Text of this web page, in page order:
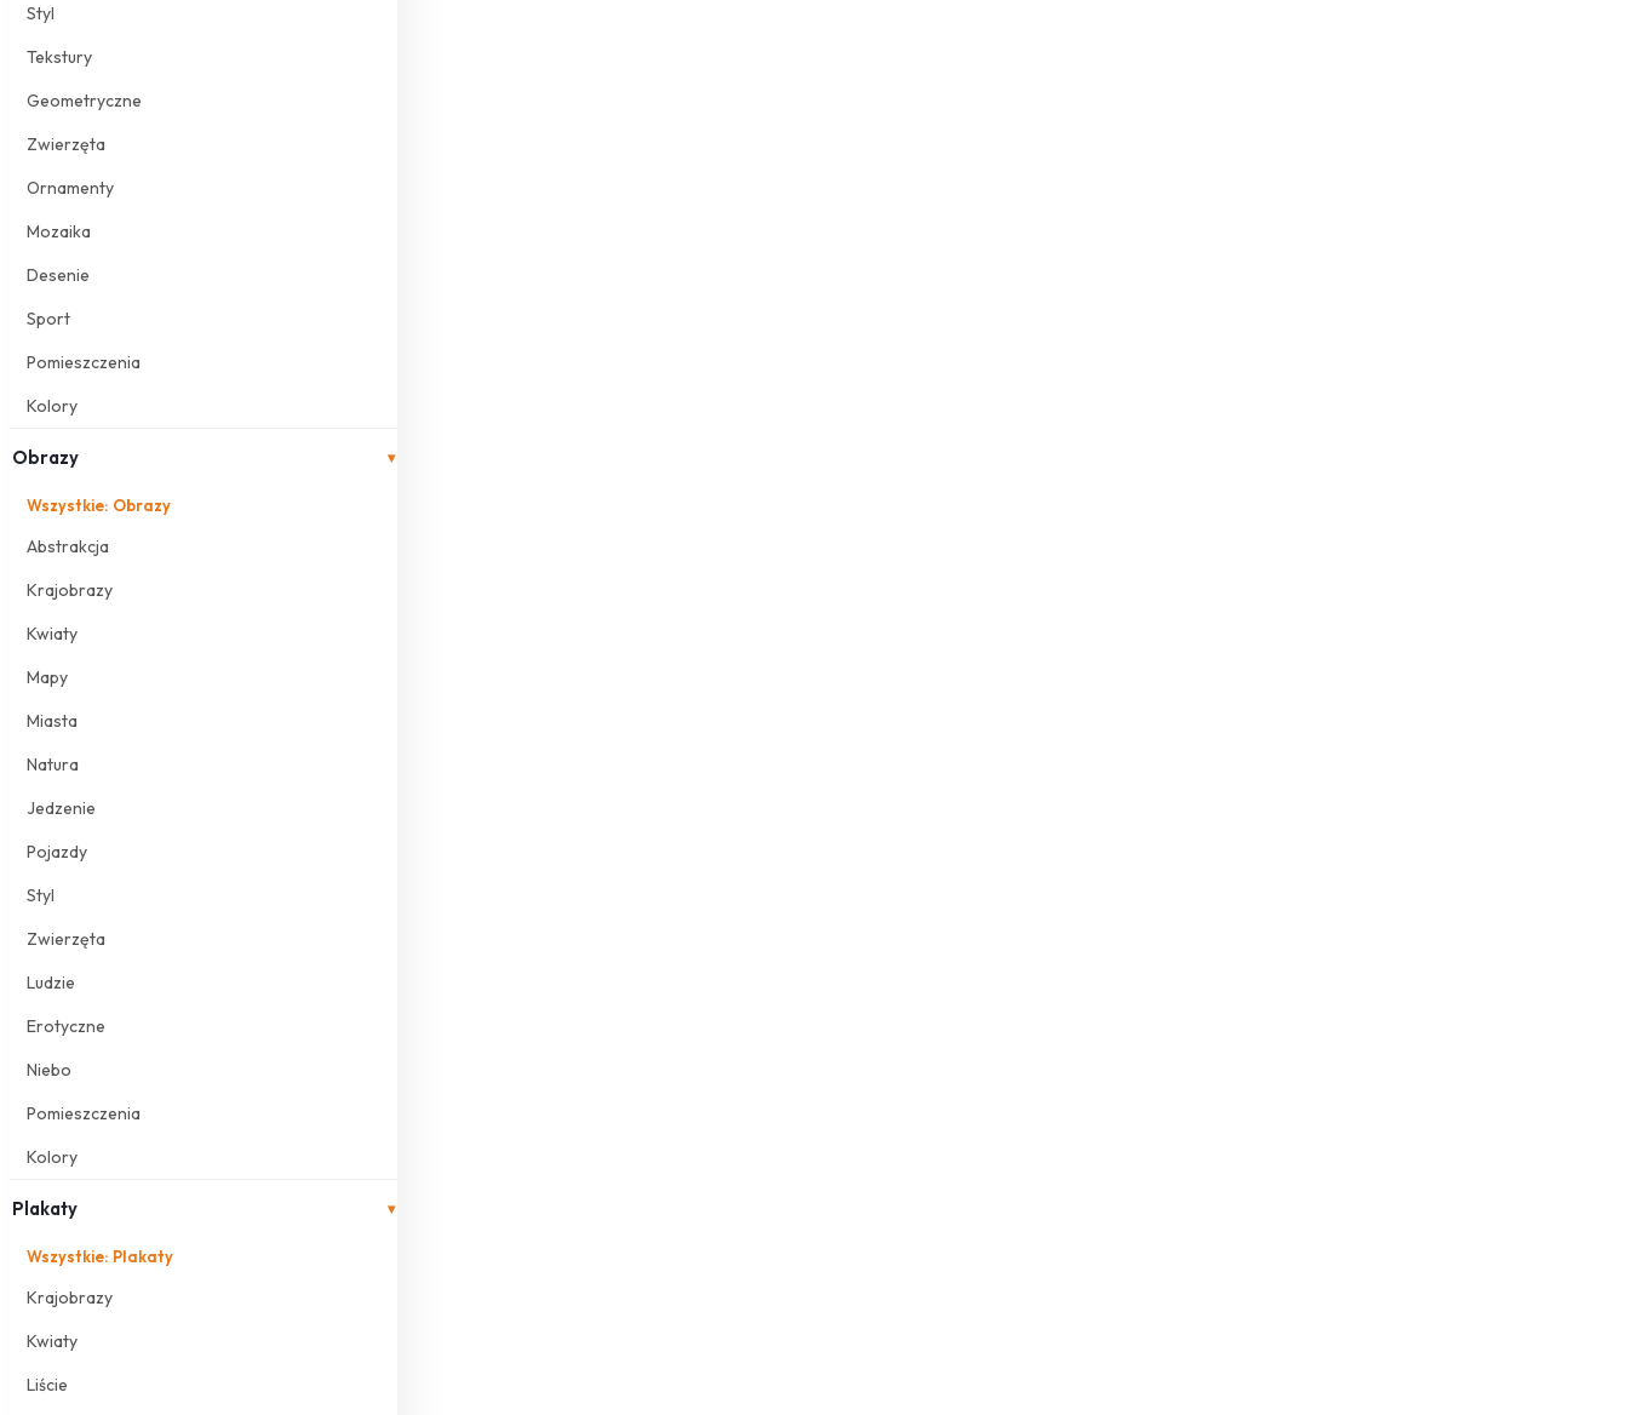
Styl
Tekstury
Geometryczne
Zwierzęta
Ornamenty
Mozaika
Desenie
Sport
Pomieszczenia
Kolory
Obrazy ▾
Wszystkie: Obrazy
Abstrakcja
Krajobrazy
Kwiaty
Mapy
Miasta
Natura
Jedzenie
Pojazdy
Styl
Zwierzęta
Ludzie
Erotyczne
Niebo
Pomieszczenia
Kolory
Plakaty ▾
Wszystkie: Plakaty
Krajobrazy
Kwiaty
Liście